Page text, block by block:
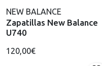
NEW BALANCE
Zapatillas New Balance
U740
120,00€